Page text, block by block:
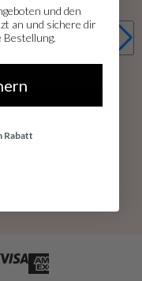
finden Sie in
und den
an und sichere dir
Bestellung.
Rabatt